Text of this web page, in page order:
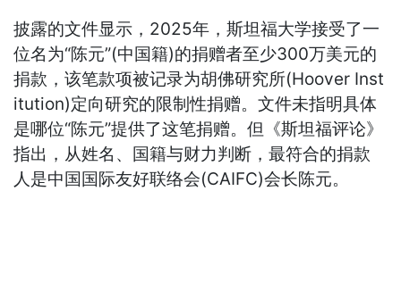
披露的文件显示，2025年，斯坦福大学接受了一
位名为“陈元”(中国籍)的捐赠者至少300万美元的
捐款，该笔款项被记录为胡佛研究所(Hoover Inst
itution)定向研究的限制性捐赠。文件未指明具体
是哪位“陈元”提供了这笔捐赠。但《斯坦福评论》
指出，从姓名、国籍与财力判断，最符合的捐款
人是中国国际友好联络会(CAIFC)会长陈元。